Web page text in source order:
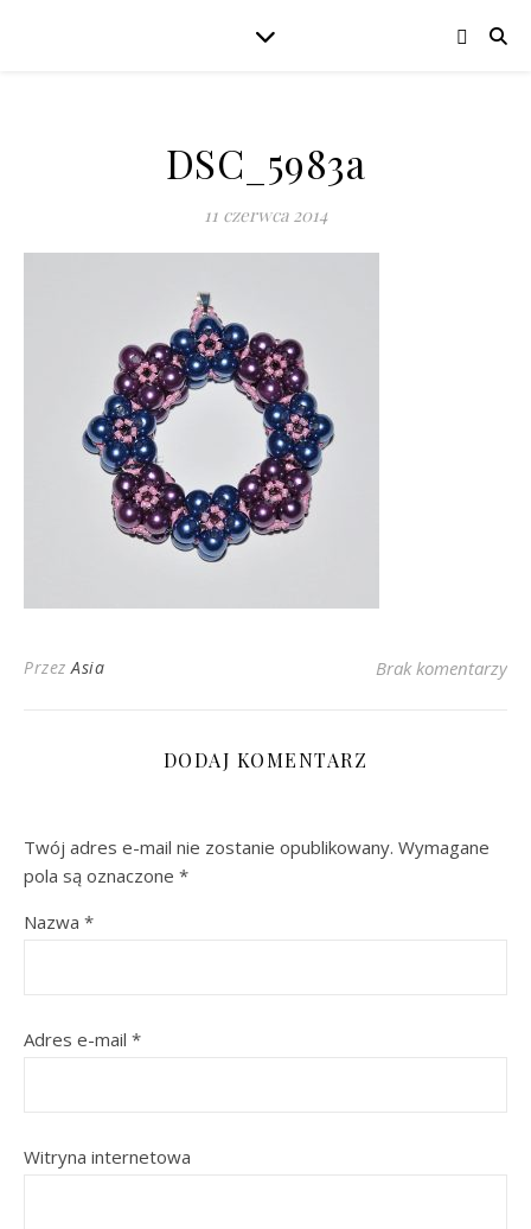
DSC_5983a
11 czerwca 2014
PrzezAsia Brak komentarzy
DODAJ KOMENTARZ
Twój adres e-mail nie zostanie opublikowany. Wymagane
pola są oznaczone *
Nazwa *
Adres e-mail *
Witryna internetowa